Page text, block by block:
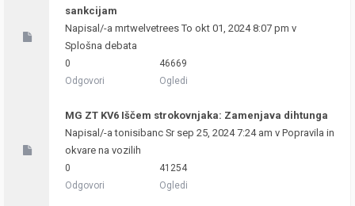
sankcijam
Napisal/-a mrtwelvetreesTo okt 01, 2024 8:07 pm v
Splošna debata
0
Odgovori
46669
Ogledi
MG ZT KV6 Iščem strokovnjaka: Zamenjava dihtunga
Napisal/-atonisibanc Sr sep 25, 2024 7:24 am v Popravila in
okvare na vozilih
0
Odgovori
41254
Ogledi